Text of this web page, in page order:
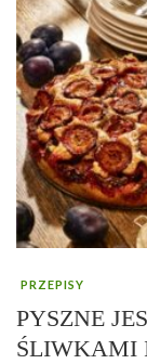
PRZEPISY
PYSZNE
ŚLIWKAMI